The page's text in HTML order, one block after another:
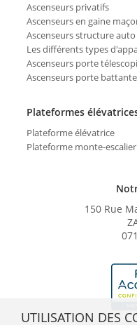
150 Rue
Ascenseurs privatifs
Ascenseurs en gaine
Ascenseurs structure
Les différents types
Ascenseurs porte
Ascenseurs porte battante
Plateformes
Plateforme élévatrice
Plateforme monte-escalier
UTILISATION DES